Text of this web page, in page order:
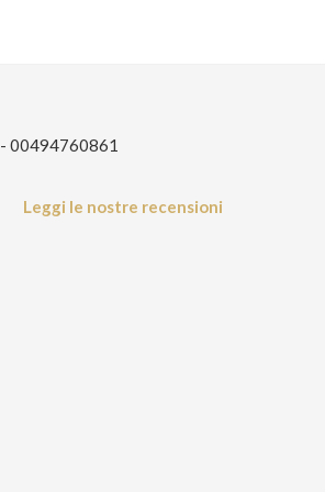
- 00494760861
Leggi le nostre recensioni